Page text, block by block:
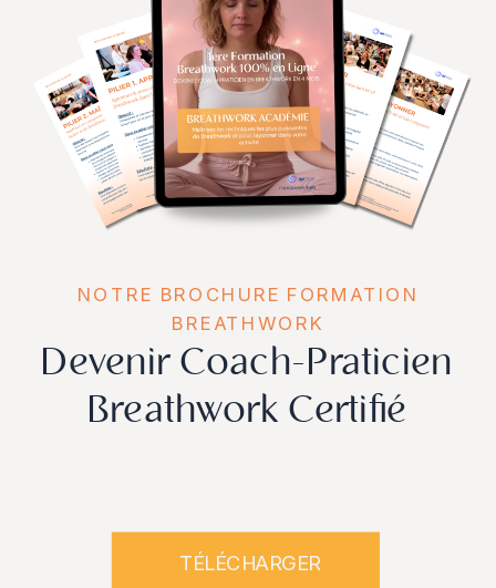
Devenir Coach-Praticien
Breathwork Certifié
TÉLÉCHARGER
NOTRE BROCHURE FORMATION
BREATHWORK